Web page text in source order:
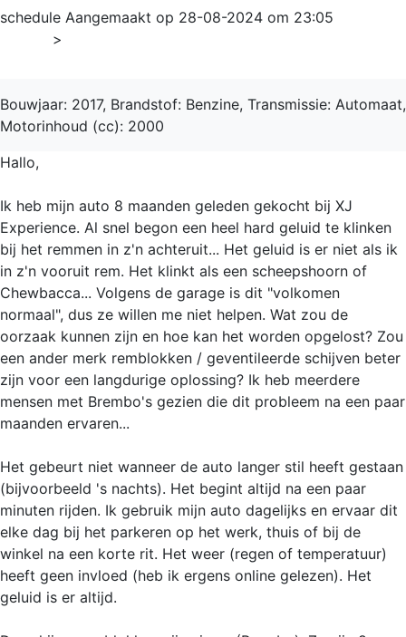
schedule Aangemaakt op 28-08-2024 om 23:05
>
Bouwjaar: 2017, Brandstof: Benzine, Transmissie: Automaat,
Motorinhoud (cc): 2000
Hallo,
Ik heb mijn auto 8 maanden geleden gekocht bij XJ
Experience. Al snel begon een heel hard geluid te klinken
bij het remmen in z'n achteruit... Het geluid is er niet als ik
in z'n vooruit rem. Het klinkt als een scheepshoorn of
Chewbacca... Volgens de garage is dit "volkomen
normaal", dus ze willen me niet helpen. Wat zou de
oorzaak kunnen zijn en hoe kan het worden opgelost? Zou
een ander merk remblokken / geventileerde schijven beter
zijn voor een langdurige oplossing? Ik heb meerdere
mensen met Brembo's gezien die dit probleem na een paar
maanden ervaren...
Het gebeurt niet wanneer de auto langer stil heeft gestaan
(bijvoorbeeld 's nachts). Het begint altijd na een paar
minuten rijden. Ik gebruik mijn auto dagelijks en ervaar dit
elke dag bij het parkeren op het werk, thuis of bij de
winkel na een korte rit. Het weer (regen of temperatuur)
heeft geen invloed (heb ik ergens online gelezen). Het
geluid is er altijd.